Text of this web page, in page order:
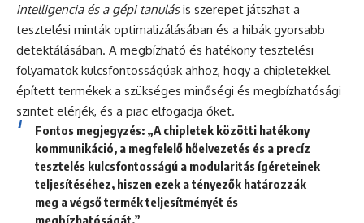
intelligencia és a gépi tanulásis szerepet játszhat a
tesztelési minták optimalizálásában és a hibák gyorsabb
detektálásában. A megbízható és hatékony tesztelési
folyamatok kulcsfontosságúak ahhoz, hogy a chipletekkel
épített termékek a szükséges minőségi és megbízhatósági
szintet elérjék, és a piac elfogadja őket.
Fontos megjegyzés: „A chipletek közötti hatékony
kommunikáció, a megfelelő hőelvezetés és a precíz
tesztelés kulcsfontosságú a modularitás ígéreteinek
teljesítéséhez, hiszen ezek a tényezők határozzák
meg a végső termék teljesítményét és
megbízhatóságát.”